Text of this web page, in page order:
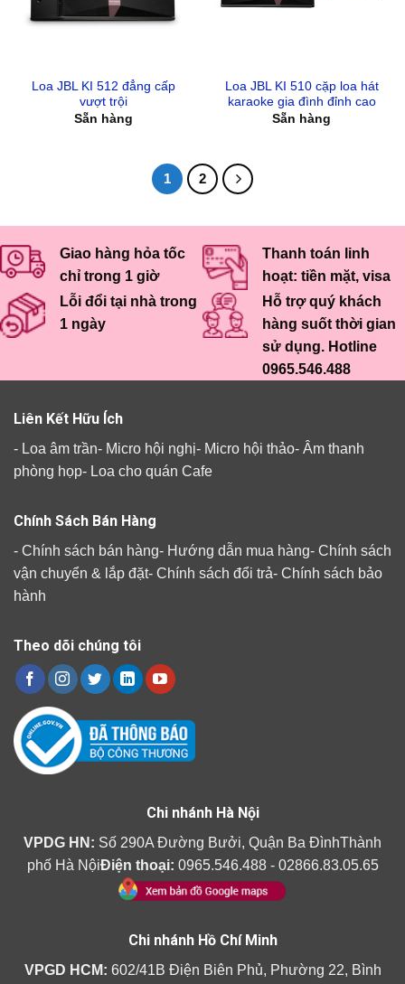
Loa JBL KI 512 đẳng cấp
vượt trội
Sẵn hàng
Loa JBL KI 510 cặp loa hát
karaoke gia đình đỉnh cao
Sẵn hàng
1 2
Giao hàng hỏa tốc
chỉ trong 1 giờ
Thanh toán linh
hoạt: tiền mặt, visa
Lỗi đổi tại nhà trong
1 ngày
Hỗ trợ quý khách
hàng suốt thời gian
sử dụng. Hotline
0965.546.488
Liên Kết Hữu Ích
- Loa âm trần- Micro hội nghị- Micro hội thảo- Âm thanh
phòng họp- Loa cho quán Cafe
Chính Sách Bán Hàng
- Chính sách bán hàng- Hướng dẫn mua hàng- Chính sách
vận chuyển & lắp đặt- Chính sách đổi trả- Chính sách bảo
hành
Theo dõi chúng tôi
Chi nhánh Hà Nội
VPDG HN: Số 290A Đường Bưởi, Quận Ba ĐìnhThành
phố Hà NộiĐiện thoại: 0965.546.488 - 02866.83.05.65
Chi nhánh Hồ Chí Minh
VPGD HCM: 602/41B Điện Biên Phủ, Phường 22, Bình